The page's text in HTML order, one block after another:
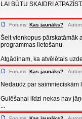
LAI BŪTU SKAIDRI
Forums: Kas jaunāks?
Šeit vienkopus pārskatāmāk
programmas lietošanu.
Atgādinam, ka atvēlētais
Forums: Kas jaunāks?
Nedaudz par saimnieciskām
Gulēšanai līdzi nekas nav
...